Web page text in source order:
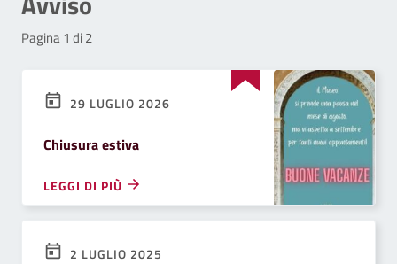
Pagina 1 di 2
29 LUGLIO 2026
Chiusura estiva
LEGGI DI PIÙ
2 LUGLIO 2025